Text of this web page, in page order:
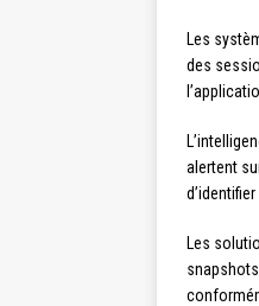
Les
des
alertent
Les